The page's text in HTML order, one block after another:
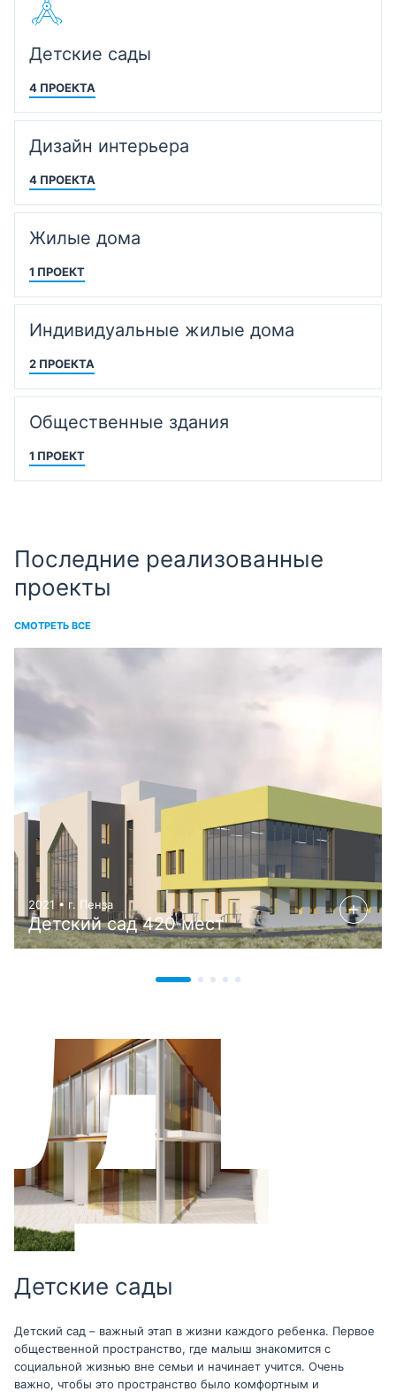
Детские сады
4 ПРОЕКТА
Дизайн интерьера
4 ПРОЕКТА
Жилые дома
1 ПРОЕКТ
Индивидуальные жилые дома
2 ПРОЕКТА
Общественные здания
1 ПРОЕКТ
Последние реализованные
проекты
СМОТРЕТЬ ВСЕ
2021 • г. Пенза
Детский сад 420 мест
Детские сады
Детский сад – важный этап в жизни каждого ребенка. Первое
общественной пространство, где малыш знакомится с
социальной жизнью вне семьи и начинает учится. Очень
важно, чтобы это пространство было комфортным и